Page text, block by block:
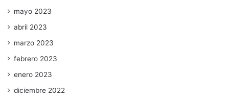
mayo 2023
abril 2023
marzo 2023
febrero 2023
enero 2023
diciembre 2022